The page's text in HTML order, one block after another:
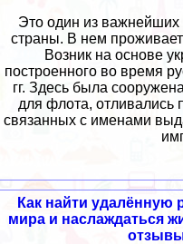
Это один из
страны. В нем проживает
Возник на основе
построенного во время
гг. Здесь была
для флота, отливались
связанных с именами
Как найти удалённую
мира и наслаждаться